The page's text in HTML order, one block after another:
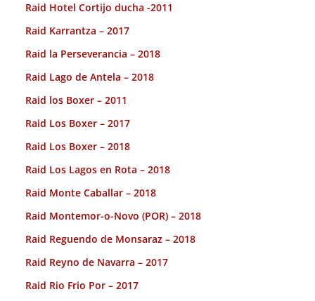
Raid Hotel Cortijo ducha -2011
Raid Karrantza – 2017
Raid la Perseverancia – 2018
Raid Lago de Antela – 2018
Raid los Boxer – 2011
Raid Los Boxer – 2017
Raid Los Boxer – 2018
Raid Los Lagos en Rota – 2018
Raid Monte Caballar – 2018
Raid Montemor-o-Novo (POR) – 2018
Raid Reguendo de Monsaraz – 2018
Raid Reyno de Navarra – 2017
Raid Rio Frio Por – 2017